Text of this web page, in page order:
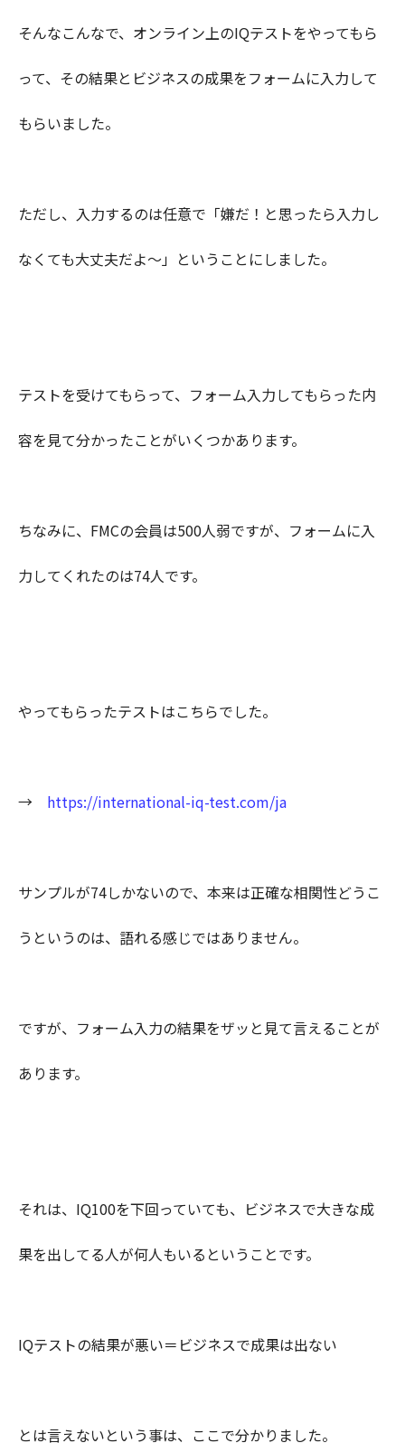
そんなこんなで、オンライン上のIQテストをやってもら
って、その結果とビジネスの成果をフォームに入力して
もらいました。
ただし、入力するのは任意で「嫌だ！と思ったら入力し
なくても大丈夫だよ〜」ということにしました。
テストを受けてもらって、フォーム入力してもらった内
容を見て分かったことがいくつかあります。
ちなみに、FMCの会員は500人弱ですが、フォームに入
力してくれたのは74人です。
やってもらったテストはこちらでした。
→ https://international-iq-test.com/ja
サンプルが74しかないので、本来は正確な相関性どうこ
うというのは、語れる感じではありません。
ですが、フォーム入力の結果をザッと見て言えることが
あります。
それは、IQ100を下回っていても、ビジネスで大きな成
果を出してる人が何人もいるということです。
IQテストの結果が悪い＝ビジネスで成果は出ない
とは言えないという事は、ここで分かりました。